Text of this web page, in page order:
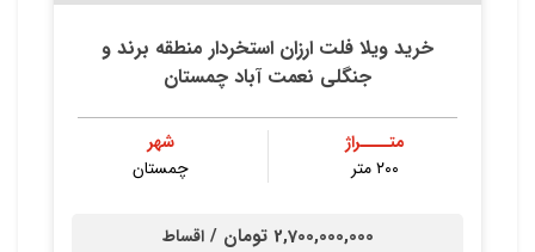
خرید ویلا فلت ارزان استخردار منطقه برند و
جنگلی نعمت آباد چمستان
متــــراژ
۲۰۰ متر
شهر
چمستان
2,700,000,000 تومان / اقساط